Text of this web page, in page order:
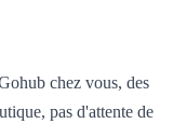
chez vous, des
pas d'attente de